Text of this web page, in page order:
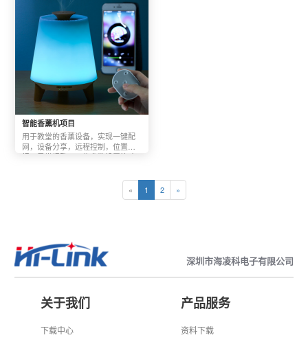
智能香薰机项目
用于教堂的香薰设备，实现一键配
网，设备分享，远程控制，位置上
报，异常报警，工作参数设置等功
« 1 2 »
深圳市海凌科电子有限公司
关于我们
下载中心
产品服务
资料下载